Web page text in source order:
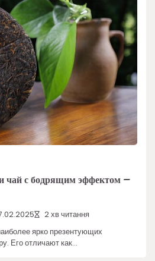
чай с бодрящим эффектом –
2 хв читання
ярко презентующих
Его отличают как…